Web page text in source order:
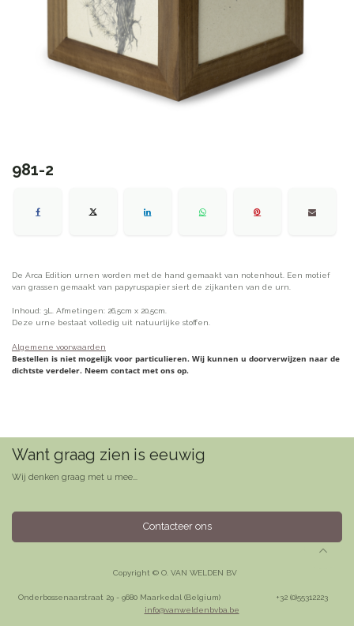
981-2
De Arca Edition urnen worden met de hand gemaakt van notenhout. Een motief
van grassen gemaakt van papyruspapier siert de zijkanten van de urn.
Inhoud: 3L. Afmetingen: 26,5cm x 20,5cm.
Deze urne bestaat volledig uit natuurlijke stoffen.
Algemene voorwaarden
Bestellen is niet mogelijk voor particulieren. Wij kunnen u doorverwijzen naar de
dichtste verdeler. Neem contact met ons op.
Want graag zien is eeuwig
Wij denken graag met u mee...
Contacteer ons
Copyright © O. VAN WELDEN BV
Onderbossenaarstraat 29 - 9680 Maarkedal (Belgium)
​+32 (0)55312223
info@vanweldenbvba.be